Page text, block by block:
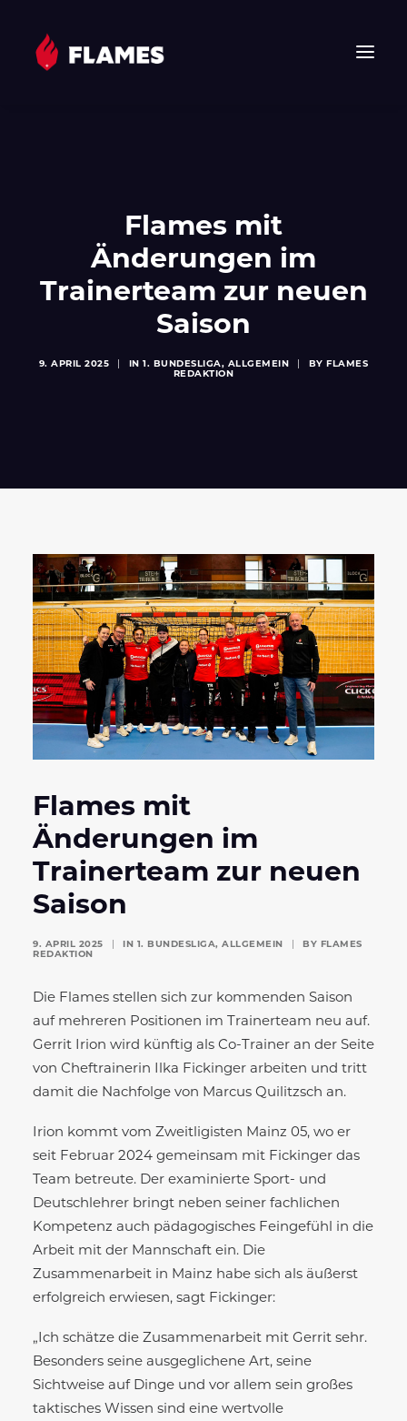
JUNIOR FLAMES
VEREIN
SPONSOREN & PARTNER
TICKETS
Flames mit
Änderungen im
Trainerteam zur neuen
Saison
9. APRIL 2025 IN1. BUNDESLIGA, ALLGEMEIN BY FLAMES
REDAKTION
Flames mit
Änderungen im
Trainerteam zur neuen
Saison
9. APRIL 2025 IN 1. BUNDESLIGA, ALLGEMEIN BY FLAMES
REDAKTION
Die Flames stellen sich zur kommenden Saison
auf mehreren Positionen im Trainerteam neu auf.
Gerrit Irion wird künftig als Co-Trainer an der Seite
von Cheftrainerin Ilka Fickinger arbeiten und tritt
damit die Nachfolge von Marcus Quilitzsch an.
Irion kommt vom Zweitligisten Mainz 05, wo er
seit Februar 2024 gemeinsam mit Fickinger das
Team betreute. Der examinierte Sport- und
Deutschlehrer bringt neben seiner fachlichen
Kompetenz auch pädagogisches Feingefühl in die
Arbeit mit der Mannschaft ein. Die
Zusammenarbeit in Mainz habe sich als äußerst
erfolgreich erwiesen, sagt Fickinger:
„Ich schätze die Zusammenarbeit mit Gerrit sehr.
Besonders seine ausgeglichene Art, seine
Sichtweise auf Dinge und vor allem sein großes
taktisches Wissen sind eine wertvolle